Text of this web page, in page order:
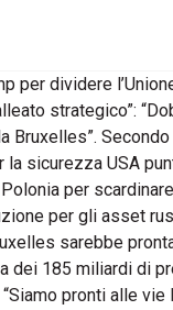
per dividere
strategico”:
Bruxelles”.
la sicurezza USA
per scardinare
per gli asset
sarebbe
dei 185 miliardi di
pronti alle vie